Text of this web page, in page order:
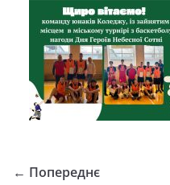
← Попереднє